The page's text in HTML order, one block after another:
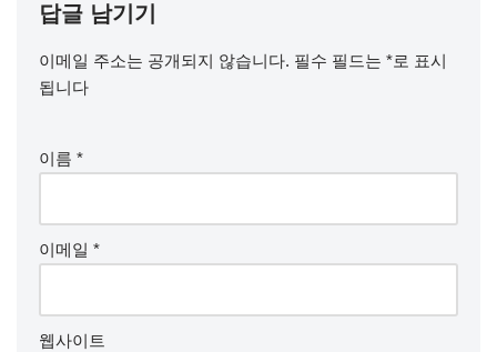
답글 남기기
이메일 주소는 공개되지 않습니다. 필수 필드는 *로 표시
됩니다
이름 *
이메일 *
웹사이트